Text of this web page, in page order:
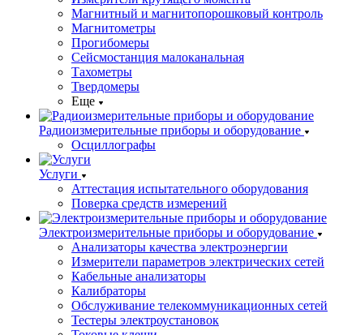
Магнитный и магнитопорошковый контроль
Магнитометры
Прогибомеры
Сейсмостанция малоканальная
Тахометры
Твердомеры
Еще
Радиоизмерительные приборы и оборудование
Осциллографы
Услуги
Аттестация испытательного оборудования
Поверка средств измерений
Электроизмерительные приборы и оборудование
Анализаторы качества электроэнергии
Измерители параметров электрических сетей
Кабельные анализаторы
Калибраторы
Обслуживание телекоммуникационных сетей
Тестеры электроустановок